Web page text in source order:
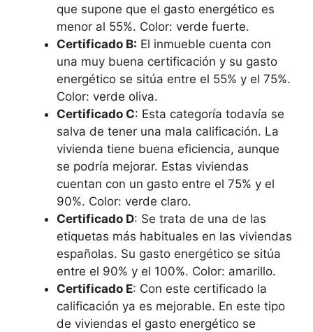
que supone que el gasto energético es
menor al 55%. Color: verde fuerte.
Certificado B: El inmueble cuenta con
una muy buena certificación y su gasto
energético se sitúa entre el 55% y el 75%.
Color: verde oliva.
Certificado C: Esta categoría todavía se
salva de tener una mala calificación. La
vivienda tiene buena eficiencia, aunque
se podría mejorar. Estas viviendas
cuentan con un gasto entre el 75% y el
90%. Color: verde claro.
Certificado D: Se trata de una de las
etiquetas más habituales en las viviendas
españolas. Su gasto energético se sitúa
entre el 90% y el 100%. Color: amarillo.
Certificado E: Con este certificado la
calificación ya es mejorable. En este tipo
de viviendas el gasto energético se